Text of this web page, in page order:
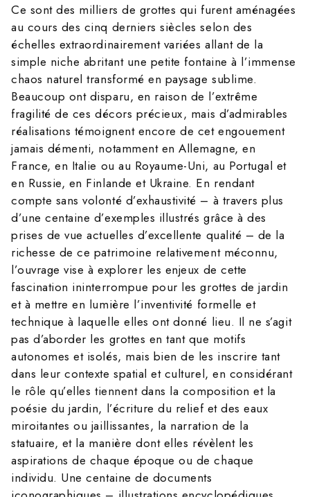
Ce sont des milliers de grottes qui furent aménagées
au cours des cinq derniers siècles selon des
échelles extraordinairement variées allant de la
simple niche abritant une petite fontaine à l’immense
chaos naturel transformé en paysage sublime.
Beaucoup ont disparu, en raison de l’extrême
fragilité de ces décors précieux, mais d’admirables
réalisations témoignent encore de cet engouement
jamais démenti, notamment en Allemagne, en
France, en Italie ou au Royaume-Uni, au Portugal et
en Russie, en Finlande et Ukraine. En rendant
compte sans volonté d’exhaustivité – à travers plus
d’une centaine d’exemples illustrés grâce à des
prises de vue actuelles d’excellente qualité – de la
richesse de ce patrimoine relativement méconnu,
l’ouvrage vise à explorer les enjeux de cette
fascination ininterrompue pour les grottes de jardin
et à mettre en lumière l’inventivité formelle et
technique à laquelle elles ont donné lieu. Il ne s’agit
pas d’aborder les grottes en tant que motifs
autonomes et isolés, mais bien de les inscrire tant
dans leur contexte spatial et culturel, en considérant
le rôle qu’elles tiennent dans la composition et la
poésie du jardin, l’écriture du relief et des eaux
miroitantes ou jaillissantes, la narration de la
statuaire, et la manière dont elles révèlent les
aspirations de chaque époque ou de chaque
individu. Une centaine de documents